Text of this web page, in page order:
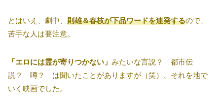
とはいえ、劇中、 則雄＆春枝が下品ワードを連発するので、
苦手な人は要注意。
「エロには霊が寄りつかない」 みたいな言説？ 都市伝
説？ 噂？ は聞いたことがありますが（笑）、それを地で
いく映画でした。